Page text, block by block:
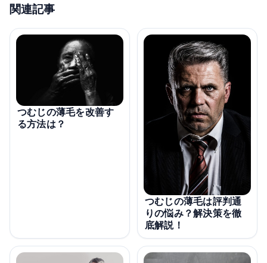
関連記事
つむじの薄毛を改善す
る方法は？
つむじの薄毛は評判通
りの悩み？解決策を徹
底解説！